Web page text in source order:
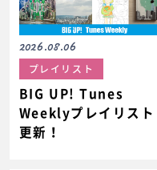
2026.08.06
プレイリスト
BIG UP! Tunes
Weeklyプレイリスト
更新！